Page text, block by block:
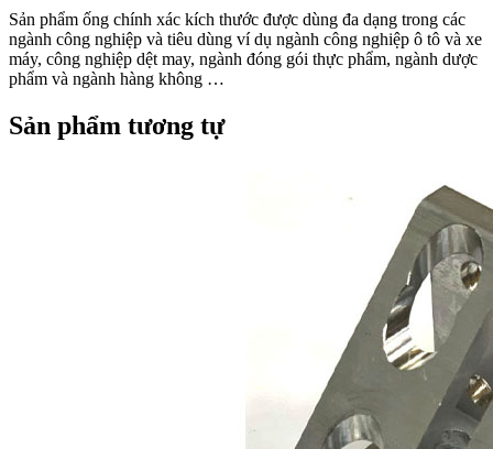
Sản phẩm ống chính xác kích thước được dùng đa dạng trong các
ngành công nghiệp và tiêu dùng ví dụ ngành công nghiệp ô tô và xe
máy, công nghiệp dệt may, ngành đóng gói thực phẩm, ngành dược
phẩm và ngành hàng không …
Sản phẩm tương tự